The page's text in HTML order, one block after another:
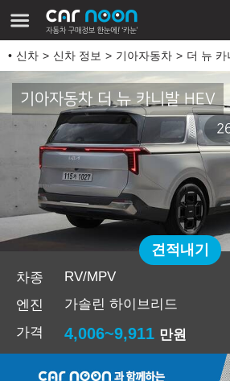
신차 신차 정보 기아자동차 더 뉴 카
기아자동차 더 뉴 카니발 HEV
차종
RV/MPV
엔진
가솔린 하이브리드
가격
4,006~9,911 만원
견적내기